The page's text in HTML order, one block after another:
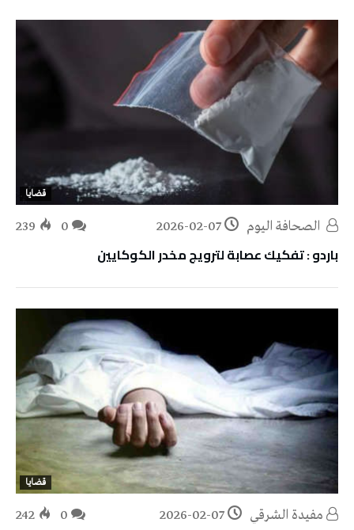
قضايا
2026-02-07
239
باردو : تفكيك عصابة لترويج مخدر الكوكايين
قضايا
مفيدة الشرقي 2026-02-07
242